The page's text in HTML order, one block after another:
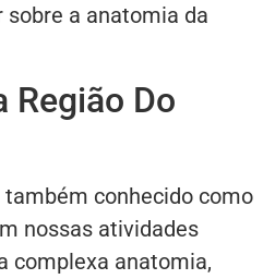
a anatomia da
Região Do
também conhecido como
nossas atividades
complexa anatomia,